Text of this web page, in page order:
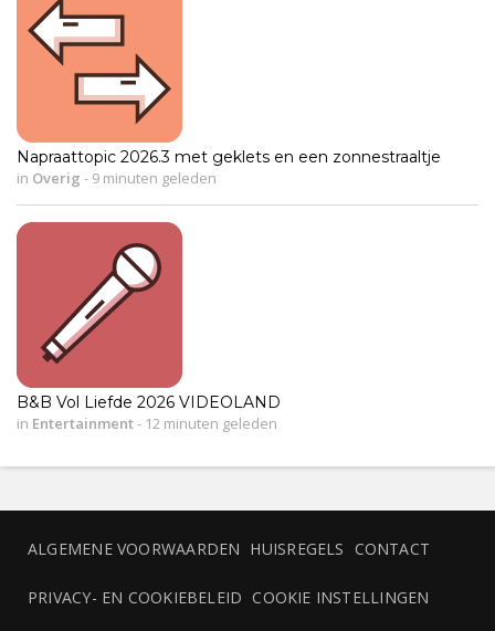
Napraattopic 2026.3 met geklets en een zonnestraaltje
in Overig - 9 minuten geleden
B&B Vol Liefde 2026 VIDEOLAND
in Entertainment- 12 minuten geleden
ALGEMENE VOORWAARDEN HUISREGELS CONTACT
PRIVACY- EN COOKIEBELEID COOKIE INSTELLINGEN